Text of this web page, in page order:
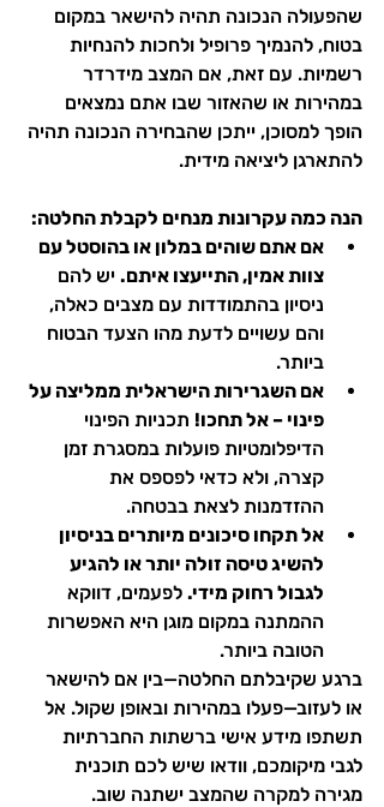
שהפעולה הנכונה תהיה להישאר במקום
בטוח, להנמיך פרופיל ולחכות להנחיות
רשמיות. עם זאת, אם המצב מידרדר
במהירות או שהאזור שבו אתם נמצאים
הופך למסוכן, ייתכן שהבחירה הנכונה תהיה
להתארגן ליציאה מידית.
הנה כמה עקרונות מנחים לקבלת החלטה:
אם אתם שוהים במלון או בהוסטל עם
צוות אמין, התייעצו איתם. יש להם
ניסיון בהתמודדות עם מצבים כאלה,
והם עשויים לדעת מהו הצעד הבטוח
ביותר.
אם השגרירות הישראלית ממליצה על
פינוי – אל תחכו! תכניות הפינוי
הדיפלומטיות פועלות במסגרת זמן
קצרה, ולא כדאי לפספס את
ההזדמנות לצאת בבטחה.
אל תקחו סיכונים מיותרים בניסיון
להשיג טיסה זולה יותר או להגיע
לגבול רחוק מידי. לפעמים, דווקא
ההמתנה במקום מוגן היא האפשרות
הטובה ביותר.
ברגע שקיבלתם החלטה—בין אם להישאר
או לעזוב—פעלו במהירות ובאופן שקול. אל
תשתפו מידע אישי ברשתות החברתיות
לגבי מיקומכם, וודאו שיש לכם תוכנית
מגירה למקרה שהמצב ישתנה שוב.